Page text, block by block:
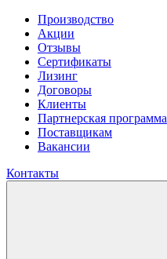
Производство
Акции
Отзывы
Сертификаты
Лизинг
Договоры
Клиенты
Партнерская программа
Поставщикам
Вакансии
Контакты